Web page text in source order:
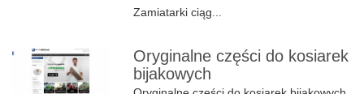
Zamiatarki ciąg...
Oryginalne części do kosiarek
bijakowych